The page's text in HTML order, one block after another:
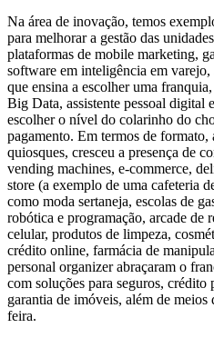
Na área de inovação, temos
para melhorar a gestão das
plataformas de mobile marketing,
software em inteligência em
que ensina a escolher uma
Big Data, assistente pessoal digital
escolher o nível do colarinho do
pagamento. Em termos de formato,
quiosques, cresceu a presença de
vending machines, e-commerce,
store (a exemplo de uma cafeteria
como moda sertaneja, escolas de
robótica e programação, arcade de
celular, produtos de limpeza,
crédito online, farmácia de
personal organizer abraçaram o
com soluções para seguros, crédito
garantia de imóveis, além de meios
feira.